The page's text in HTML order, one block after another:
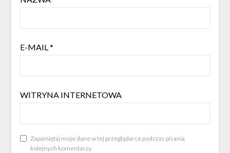
E-MAIL*
WITRYNA INTERNETOWA
Zapamiętaj moje dane w tej przeglądarce podczas pisania
kolejnych komentarzy.